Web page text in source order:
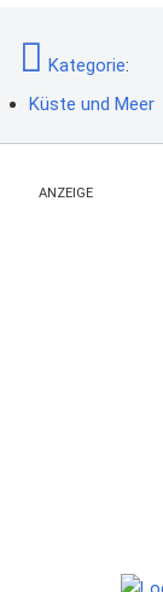
Kategorie:
Küste und Meer
ANZEIGE